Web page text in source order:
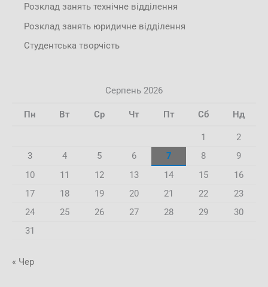
Розклад занять технічне відділення
Розклад занять юридичне відділення
Студентська творчість
Серпень 2026
Пн Вт Ср Чт Пт Сб Нд
1
2
3
4 5 6 7 8
9
10
11 12 13 14 15
16
17
18 19 20 21 22
23
24
25 26 27 28 29
30
31
« Чер